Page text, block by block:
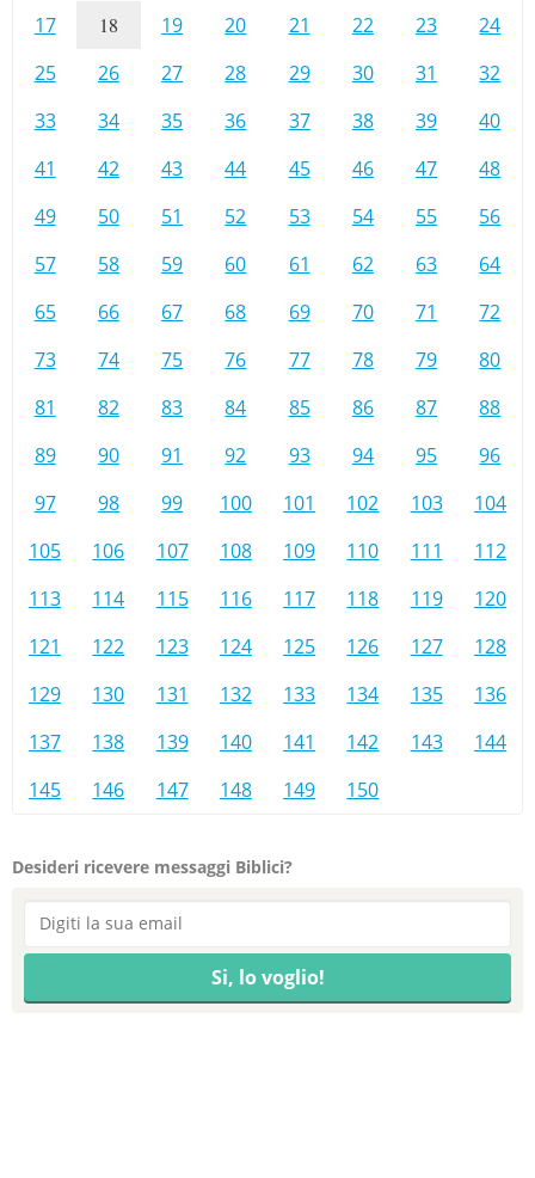
17
18 19 20 21 22 23
24
25
26 27 28 29 30 31
32
33
34 35 36 37 38 39
40
41
42 43 44 45 46 47
48
49
50 51 52 53 54 55
56
57
58 59 60 61 62 63
64
65
66 67 68 69 70 71
72
73
74 75 76 77 78 79
80
81
82 83 84 85 86 87
88
89
90 91 92 93 94 95
96
97
98 99 100 101 102 103
104
105
106 107 108 109 110 111
112
113
114 115 116 117 118 119
120
121
122 123 124 125 126 127
128
129
130 131 132 133 134 135
136
137
138 139 140 141 142 143
144
145
146 147 148 149 150
Desideri ricevere messaggi Biblici?